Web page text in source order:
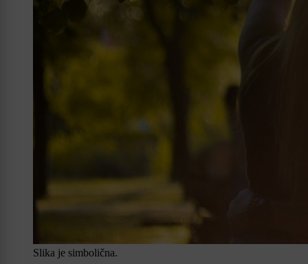
Slika je simbolična.